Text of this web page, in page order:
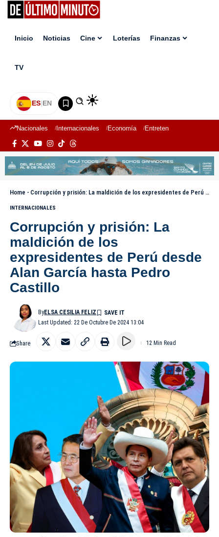
Inicio Noticias Cine Loterías Finanzas
TV
ES|EN
Nacionales Internacionales Economía Entretenimiento
Home - Corrupción y prisión: La maldición de los expresidentes de Perú desde Alan García hasta Pedro Castillo
INTERNACIONALES
Corrupción y prisión: La
maldición de los
expresidentes de Perú desde
Alan García hasta Pedro
Castillo
Last Updated: 22 De Octubre De 2024 13:04
ByELSA CESILIA FELIZ
Share 12 Min Read